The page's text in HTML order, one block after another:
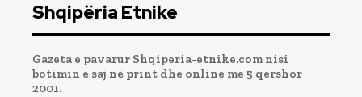
Shqipëria Etnike
Gazeta e pavarur Shqiperia-etnike.com nisi
botimin e saj në print dhe online me 5 qershor
2001.